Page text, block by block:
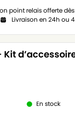
point relais offerte
Livraison en 24h ou
Kit
En stock